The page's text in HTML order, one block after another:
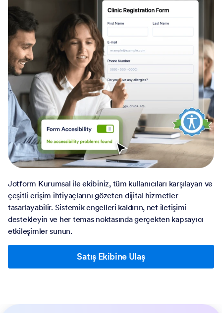
Jotform Kurumsal ile ekibiniz, tüm kullanıcıları karşılayan ve
çeşitli erişim ihtiyaçlarını gözeten dijital hizmetler
tasarlayabilir. Sistemik engelleri kaldırın, net iletişimi
destekleyin ve her temas noktasında gerçekten kapsayıcı
etkileşimler sunun.
Satış Ekibine Ulaş